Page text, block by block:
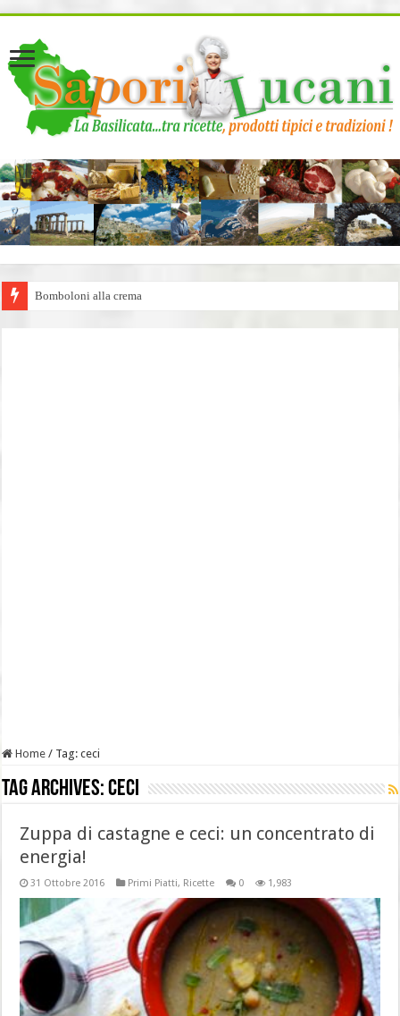
Bomboloni alla crema
Home / Tag:ceci
Tag Archives:ceci
Zuppa di castagne e ceci: un concentrato di
energia!
31 Ottobre 2016 Primi Piatti, Ricette 0 1,983